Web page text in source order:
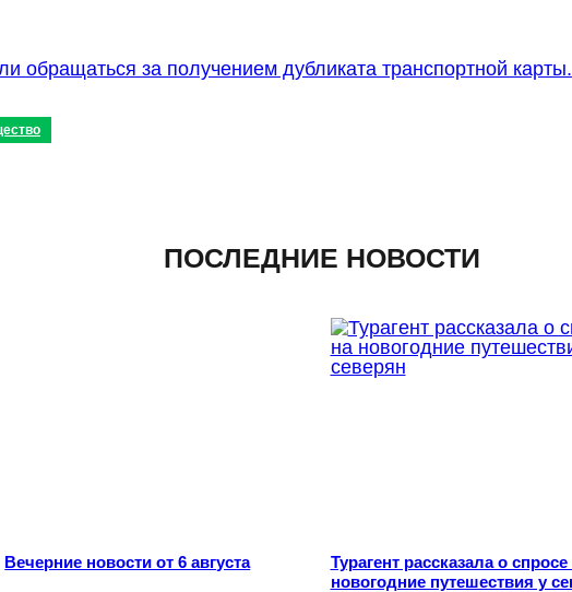
обращаться за получением дубликата транспортной карты.
ПОСЛЕДНИЕ НОВОСТИ
Вечерние новости от 6 августа
Турагент рассказала о спросе
новогодние путешествия у